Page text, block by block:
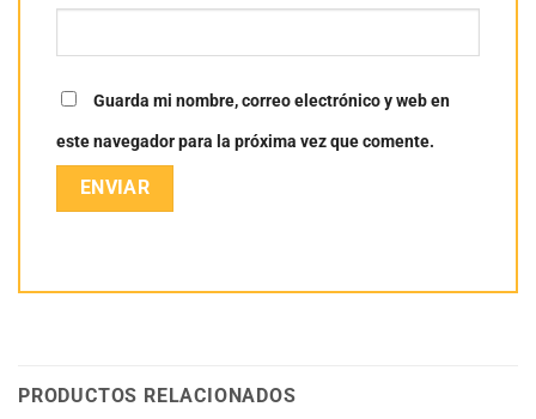
Guarda mi nombre, correo electrónico y web en
este navegador para la próxima vez que comente.
PRODUCTOS RELACIONADOS